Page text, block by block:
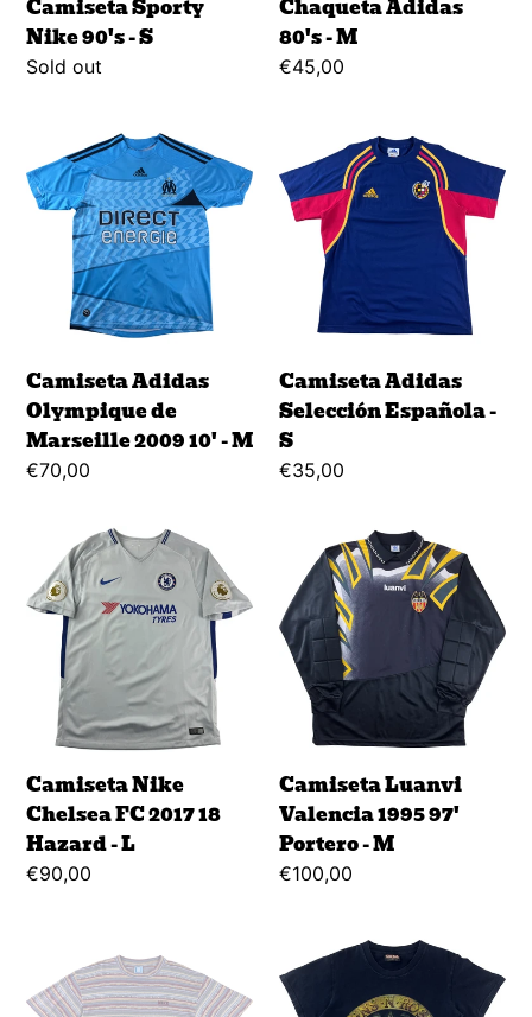
Camiseta Sporty
Nike 90's - S
Regular
Sold out
Chaqueta Adidas
80's - M
Regular
€45,00
Camiseta
Adidas
Olympique
Marseille
2009
M
Camiseta Adidas
Olympique de
Marseille 2009 10' - M
Regular
€70,00
Camiseta
Adidas
Selección
Española
Camiseta Adidas
Selección Española -
S
Regular
€35,00
Camiseta
Nike
Chelsea
2017
Hazard
L
Camiseta Nike
Chelsea FC 2017 18
Hazard - L
Regular
€90,00
Camiseta
Luanvi
Valencia
1995
97'
Portero
Camiseta Luanvi
Valencia 1995 97'
Portero - M
Regular
€100,00
Nike
Sportswear
Camisera
Guns
N'